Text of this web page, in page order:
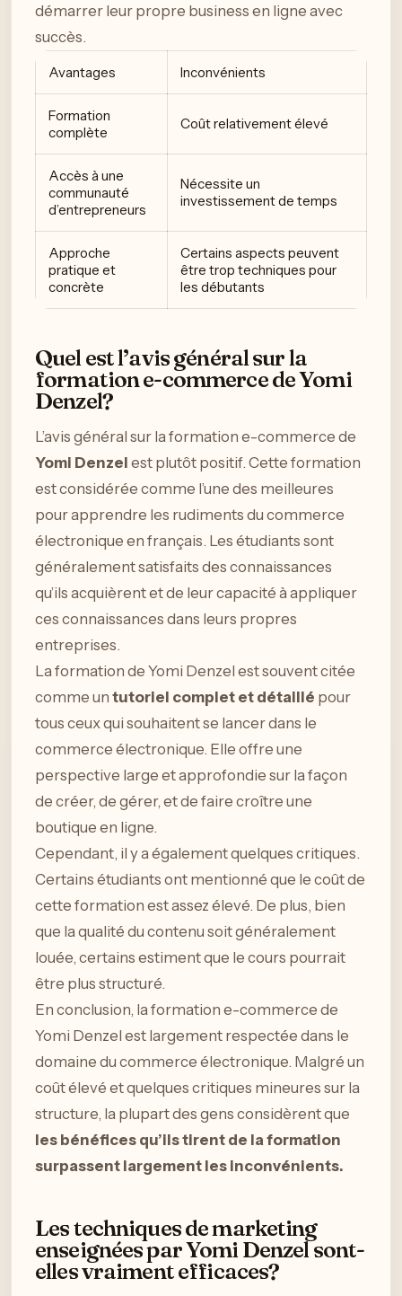
démarrer leur propre business en ligne avec
succès.
Avantages Inconvénients
Formation
complète
Coût relativement élevé
Accès à une
communauté
d’entrepreneurs
Nécessite un
investissement de temps
Approche
pratique et
concrète
Certains aspects peuvent
être trop techniques pour
les débutants
Quel est l’avis général sur la
formation e-commerce de Yomi
Denzel?
L’avis général sur la formation e-commerce de
Yomi Denzel est plutôt positif. Cette formation
est considérée comme l’une des meilleures
pour apprendre les rudiments du commerce
électronique en français. Les étudiants sont
généralement satisfaits des connaissances
qu’ils acquièrent et de leur capacité à appliquer
ces connaissances dans leurs propres
entreprises.
La formation de Yomi Denzel est souvent citée
comme un tutoriel complet et détaillé pour
tous ceux qui souhaitent se lancer dans le
commerce électronique. Elle offre une
perspective large et approfondie sur la façon
de créer, de gérer, et de faire croître une
boutique en ligne.
Cependant, il y a également quelques critiques.
Certains étudiants ont mentionné que le coût de
cette formation est assez élevé. De plus, bien
que la qualité du contenu soit généralement
louée, certains estiment que le cours pourrait
être plus structuré.
En conclusion, la formation e-commerce de
Yomi Denzel est largement respectée dans le
domaine du commerce électronique. Malgré un
coût élevé et quelques critiques mineures sur la
structure, la plupart des gens considèrent que
les bénéfices qu’ils tirent de la formation
surpassent largement les inconvénients.
Les techniques de marketing
enseignées par Yomi Denzel sont-
elles vraiment efficaces?